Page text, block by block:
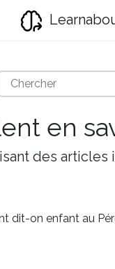
en
des
dit-on enfant au